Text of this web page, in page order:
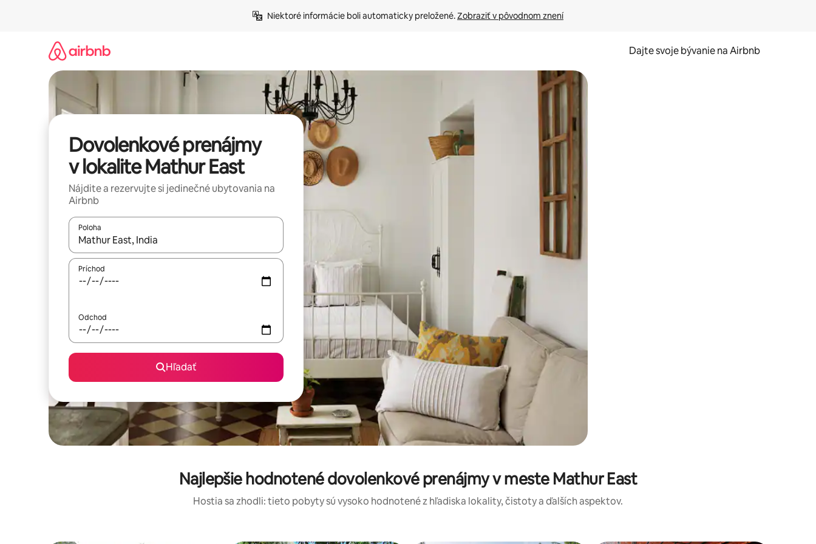
Niektoré informácie boli automaticky preložené. Zobraziť v pôvodnom znení
Dajte svoje bývanie na Airbnb
Dovolenkové prenájmy
v lokalite Mathur East
Nájdite a rezervujte si jedinečné ubytovania na
Airbnb
Poloha
Keď budú výsledky k dispozícii, môžete si ich prechádzať pomocou klávesov so šípkami nahor a nadol alebo ich preskúmať pomocou dotykových gest či potiahnutia prstom.
Príchod
Odchod
Hľadať
Najlepšie hodnotené dovolenkové prenájmy v meste Mathur East
Hostia sa zhodli: tieto pobyty sú vysoko hodnotené z hľadiska lokality, čistoty a ďalších aspektov.